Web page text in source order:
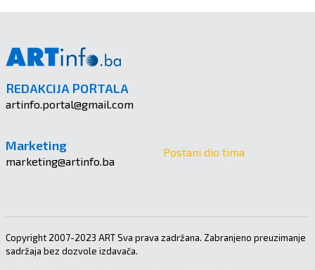
REDAKCIJA PORTALA
artinfo.portal@gmail.com
Marketing
marketing@artinfo.ba
Postani dio tima
Copyright 2007-2023 ART Sva prava zadržana. Zabranjeno preuzimanje
sadržaja bez dozvole izdavača.